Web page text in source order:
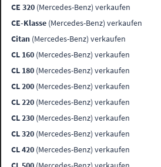
CE 320 (Mercedes-Benz) verkaufen
CE-Klasse (Mercedes-Benz) verkaufen
Citan (Mercedes-Benz) verkaufen
CL 160 (Mercedes-Benz) verkaufen
CL 180 (Mercedes-Benz) verkaufen
CL 200 (Mercedes-Benz) verkaufen
CL 220 (Mercedes-Benz) verkaufen
CL 230 (Mercedes-Benz) verkaufen
CL 320 (Mercedes-Benz) verkaufen
CL 420 (Mercedes-Benz) verkaufen